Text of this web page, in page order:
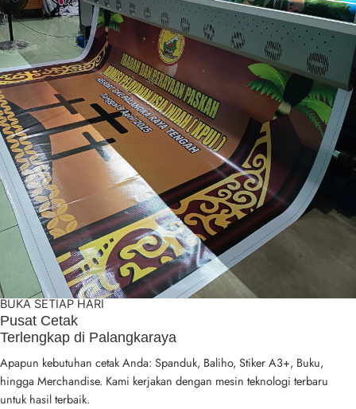
BUKA SETIAP HARI
Pusat Cetak
Terlengkap di Palangkaraya
Apapun kebutuhan cetak Anda: Spanduk, Baliho, Stiker A3+, Buku,
hingga Merchandise. Kami kerjakan dengan mesin teknologi terbaru
untuk hasil terbaik.